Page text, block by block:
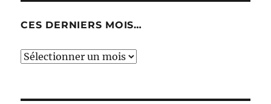
CES DERNIERS MOIS…
Ces